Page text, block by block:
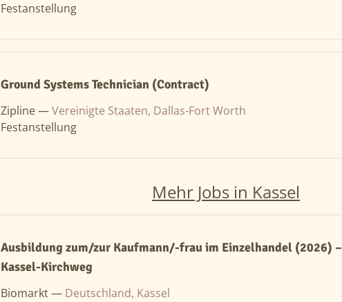
Festanstellung
Ground Systems Technician (Contract)
Zipline —Vereinigte Staaten, Dallas-Fort Worth
Festanstellung
Mehr Jobs in Kassel
Ausbildung zum/zur Kaufmann/-frau im Einzelhandel (2026) –
Kassel-Kirchweg
Biomarkt — Deutschland, Kassel